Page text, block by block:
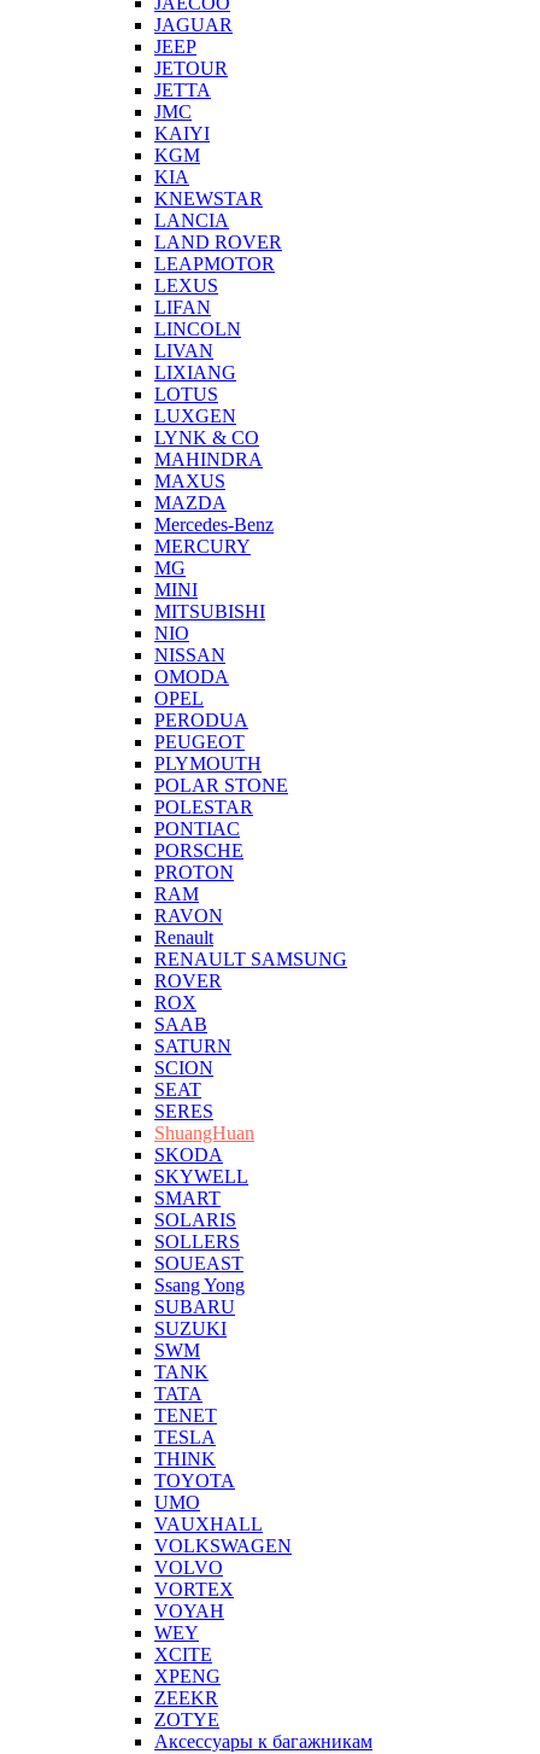
JAGUAR
JEEP
JETOUR
JETTA
JMC
KAIYI
KGM
KIA
KNEWSTAR
LANCIA
LAND ROVER
LEAPMOTOR
LEXUS
LIFAN
LINCOLN
LIVAN
LIXIANG
LOTUS
LUXGEN
LYNK & CO
MAHINDRA
MAXUS
MAZDA
Mercedes-Benz
MERCURY
MG
MINI
MITSUBISHI
NIO
NISSAN
OMODA
OPEL
PERODUA
PEUGEOT
PLYMOUTH
POLAR STONE
POLESTAR
PONTIAC
PORSCHE
PROTON
RAM
RAVON
Renault
RENAULT SAMSUNG
ROVER
ROX
SAAB
SATURN
SCION
SEAT
SERES
ShuangHuan
SKODA
SKYWELL
SMART
SOLARIS
SOLLERS
SOUEAST
Ssang Yong
SUBARU
SUZUKI
SWM
TANK
TATA
TENET
TESLA
THINK
TOYOTA
UMO
VAUXHALL
VOLKSWAGEN
VOLVO
VORTEX
VOYAH
WEY
XCITE
XPENG
ZEEKR
ZOTYE
Аксессуары к багажникам